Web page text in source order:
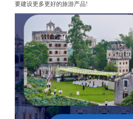
要建设更多更好的旅游产品!